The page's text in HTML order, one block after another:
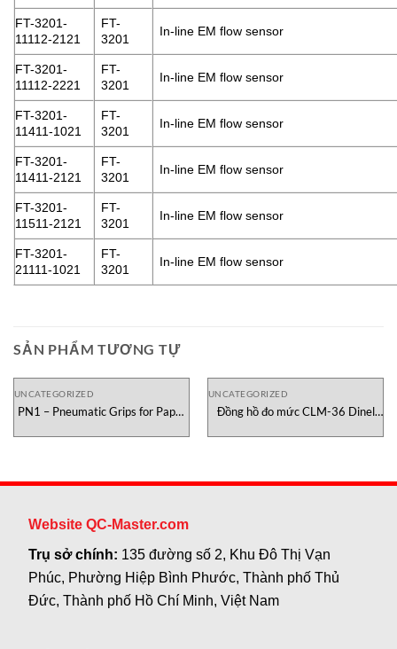
FT-3201-
11112-2121
FT-
3201
In-line EM flow sensor
FT-3201-
11112-2221
FT-
3201
In-line EM flow sensor
FT-3201-
11411-1021
FT-
3201
In-line EM flow sensor
FT-3201-
11411-2121
FT-
3201
In-line EM flow sensor
FT-3201-
11511-2121
FT-
3201
In-line EM flow sensor
FT-3201-
21111-1021
FT-
3201
In-line EM flow sensor
SẢN PHẨM TƯƠNG TỰ
UNCATEGORIZED
PN1 – Pneumatic Grips for Paper
UNCATEGORIZED
Đồng hồ đo mức CLM-36 Dinel
Website QC-Master.com
Trụ sở chính: 135 đường số 2, Khu Đô Thị Vạn
Phúc, Phường Hiệp Bình Phước, Thành phố Thủ
Đức, Thành phố Hồ Chí Minh, Việt Nam